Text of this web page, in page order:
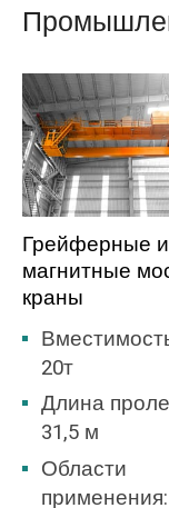
По словам
завод имеет
грейферный
требуется
который
Литейный
подъемно-
плавильном
заливки и
плавки. Кран
конструкцию,
моста,
Грейферные и
магнитные
краны
20т
Длина
31,5 м
Области
применения: